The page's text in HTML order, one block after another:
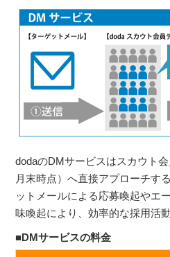
dodaのDMサービスはスカウト
月末時点）へ直接アプローチす
ットメールによる応募喚起やエ
味喚起により、効率的な採用活
■DMサービスの料金